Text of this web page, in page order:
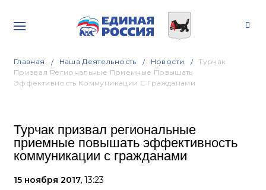
Главная Наша Деятельность Новости
Турчак
Призвал Региональные Приемные Повышать
Эффективность Коммуникации С Гражданами
Турчак призвал региональные
приемные повышать эффективность
коммуникации с гражданами
15 ноября 2017, 13:23